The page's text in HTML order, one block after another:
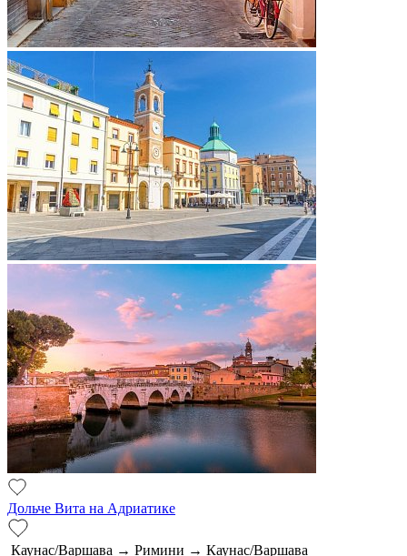
Дольче Вита на Адриатике
Каунас/Варшава → Римини → Каунас/Варшава